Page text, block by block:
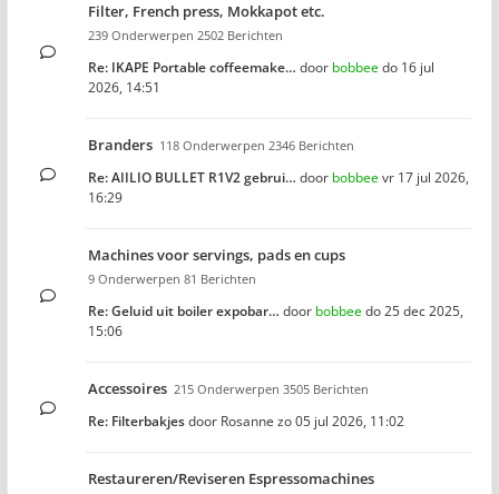
Filter, French press, Mokkapot etc.
239 Onderwerpen 2502 Berichten
Re: IKAPE Portable coffeemake… door bobbeedo 16 jul
2026, 14:51
Branders 118 Onderwerpen 2346 Berichten
Re: AIILIO BULLET R1V2 gebrui… door bobbeevr 17 jul 2026,
16:29
Machines voor servings, pads en cups
9 Onderwerpen 81 Berichten
Re: Geluid uit boiler expobar… door bobbeedo 25 dec 2025,
15:06
Accessoires 215 Onderwerpen 3505 Berichten
Re: Filterbakjesdoor Rosanne zo 05 jul 2026, 11:02
Restaureren/Reviseren Espressomachines